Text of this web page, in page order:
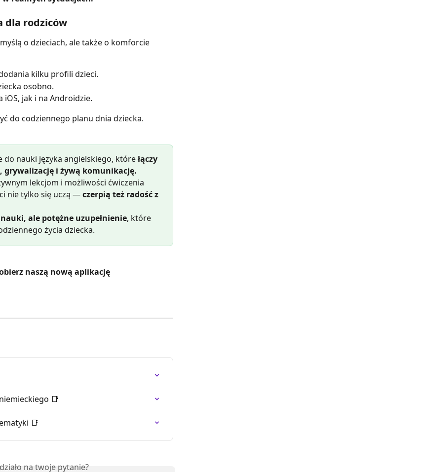
dla rodziców
o dzieciach, ale także o komforcie
kilku profili dzieci.
osobno.
iOS, jak i na Androidzie.
do codziennego planu dnia dziecka.
do nauki języka angielskiego, które łączy
i żywą komunikację.
lekcjom i możliwości ćwiczenia
nie tylko się uczą — czerpią też radość z
ale potężne uzupełnienie, które
życia dziecka.
naszą nową aplikację
📑
📑
na twoje pytanie?